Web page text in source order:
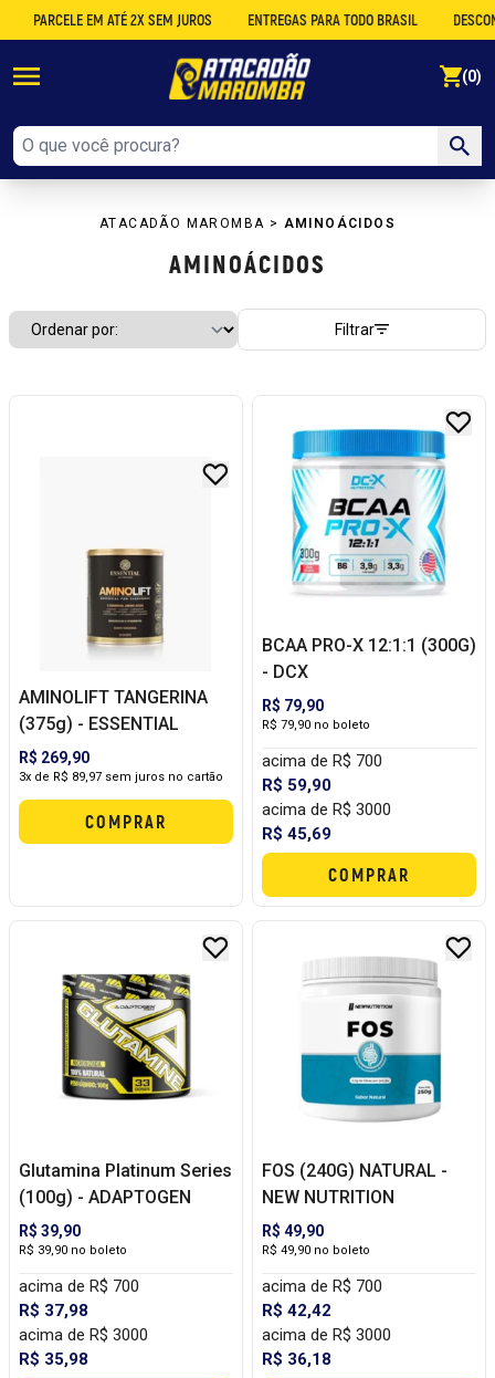
EM ATÉ 2X SEM JUROS ENTREGAS PARA TODO BRASIL DESCONTO NO
(0)
ATACADÃO MAROMBA > AMINOÁCIDOS
AMINOÁCIDOS
Filtrar
AMINOLIFT TANGERINA
(375g) - ESSENTIAL
R$ 269,90
3x de R$ 89,97 sem juros no cartão
COMPRAR
BCAA PRO-X 12:1:1 (300G)
- DCX
R$ 79,90
R$ 79,90 no boleto
acima de R$ 700
R$ 59,90
acima de R$ 3000
R$ 45,69
COMPRAR
Glutamina Platinum Series
(100g) - ADAPTOGEN
R$ 39,90
R$ 39,90 no boleto
acima de R$ 700
R$ 37,98
acima de R$ 3000
R$ 35,98
FOS (240G) NATURAL -
NEW NUTRITION
R$ 49,90
R$ 49,90 no boleto
acima de R$ 700
R$ 42,42
acima de R$ 3000
R$ 36,18